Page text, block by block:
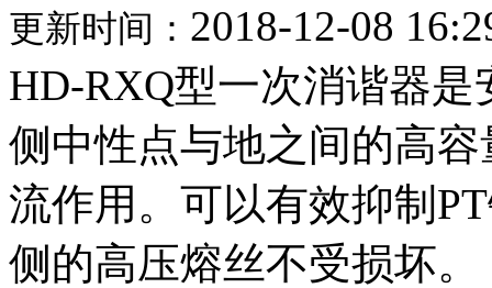
更新时间： 2018-12-08
HD-RXQ型一次消谐器
侧中性点与地之间的高
流作用。可以有效抑制
侧的高压熔丝不受损坏。